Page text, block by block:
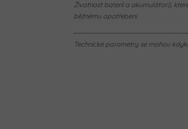
Životnost baterií a akumulátorů,
běžnému opotřebení.
Technické parametry se mohou